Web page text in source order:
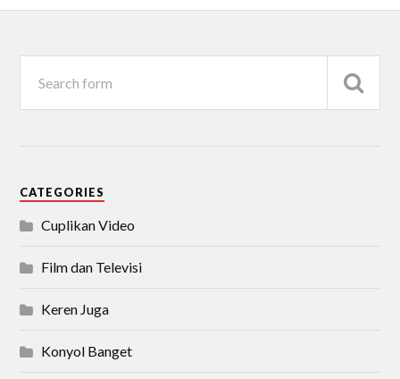
CATEGORIES
Cuplikan Video
Film dan Televisi
Keren Juga
Konyol Banget